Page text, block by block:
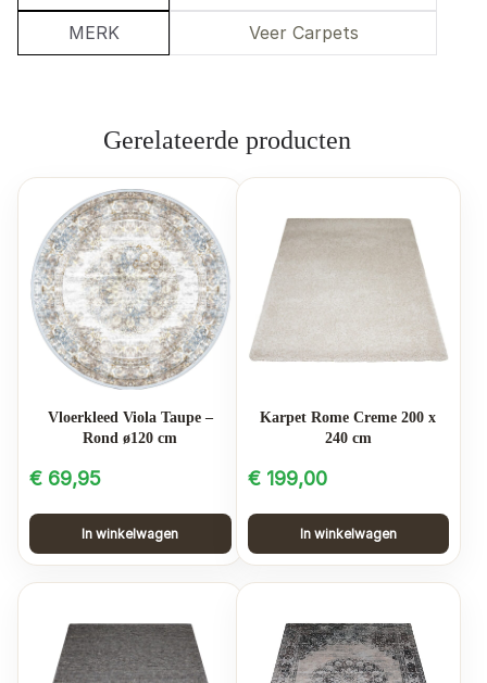
MERK Veer Carpets
Gerelateerde producten
Vloerkleed Viola Taupe –
Rond ø120 cm
€ 69,95
In winkelwagen
Karpet Rome Creme 200 x
240 cm
€199,00
In winkelwagen